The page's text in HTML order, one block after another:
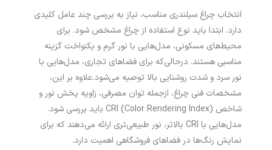
انتخاب چراغ سیلندری مناسب، نیاز به بررسی چند عامل کلیدی
دارد. ابتدا باید نوع استفاده از چراغ مشخص شود. برای
محیط‌های مسکونی، مدل‌هایی با نور گرم و یکنواخت گزینه
مناسبی هستند. درحالی‌که برای فضاهای تجاری، مدل‌هایی با
نور سرد و شدت روشنایی بالا توصیه می‌شود.علاوه بر این،
مشخصات فنی چراغ، ازجمله توان مصرفی، زاویه پخش نور و
شاخص CRI (Color Rendering Index) باید بررسی شود.
مدل‌هایی با CRI بالاتر، نور طبیعی‌تری ارائه می‌دهند که برای
نمایش رنگ‌ها در فضاهای فروشگاهی اهمیت دارد.